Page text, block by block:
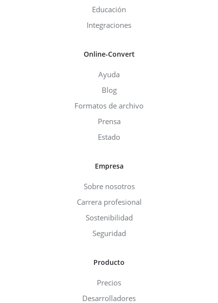
Educación
Integraciones
Online-Convert
Ayuda
Blog
Formatos de archivo
Prensa
Estado
Empresa
Sobre nosotros
Carrera profesional
Sostenibilidad
Seguridad
Producto
Precios
Desarrolladores